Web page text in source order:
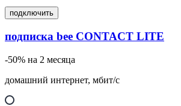
подключить
подписка bee CONTACT LITE
-50% на 2 месяца
домашний интернет, мбит/с